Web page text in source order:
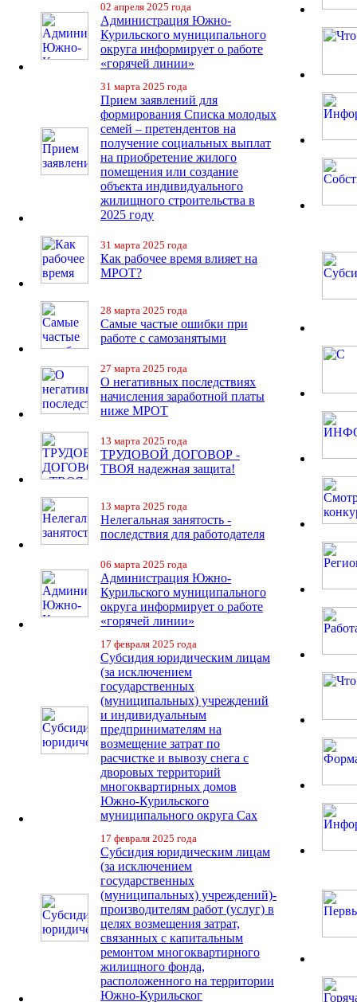
02 апреля 2025 года
Администрация Южно-
Курильского муниципального
округа информирует о работе
«горячей линии»
31 марта 2025 года
Прием заявлений для
формирования Списка молодых
семей – претендентов на
получение социальных выплат
на приобретение жилого
помещения или создание
объекта индивидуального
жилищного строительства в
2025 году
31 марта 2025 года
Как рабочее время влияет на
МРОТ?
28 марта 2025 года
Самые частые ошибки при
работе с самозанятыми
27 марта 2025 года
О негативных последствиях
начисления заработной платы
ниже МРОТ
13 марта 2025 года
ТРУДОВОЙ ДОГОВОР -
ТВОЯ надежная защита!
13 марта 2025 года
Нелегальная занятость -
последствия для работодателя
06 марта 2025 года
Администрация Южно-
Курильского муниципального
округа информирует о работе
«горячей линии»
17 февраля 2025 года
Субсидия юридическим лицам
(за исключением
государственных
(муниципальных) учреждений
и индивидуальным
предпринимателям на
возмещение затрат по
расчистке и вывозу снега с
дворовых территорий
многоквартирных домов
Южно-Курильского
муниципального округа Сах
17 февраля 2025 года
Субсидия юридическим лицам
(за исключением
государственных
(муниципальных) учреждений)-
производителям работ (услуг) в
целях возмещения затрат,
связанных с капитальным
ремонтом многоквартирного
жилищного фонда,
расположенного на территории
Южно-Курильског